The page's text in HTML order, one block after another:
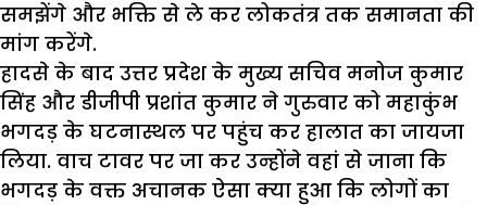
समझेंगे और भक्ति से ले कर लोकतंत्र तक समानता की
मांग करेंगे.
हादसे के बाद उत्तर प्रदेश के मुख्य सचिव मनोज कुमार
सिंह और डीजीपी प्रशांत कुमार ने गुरुवार को महाकुंभ
भगदड़ के घटनास्थल पर पहुंच कर हालात का जायजा
लिया. वाच टावर पर जा कर उन्होंने वहां से जाना कि
भगदड़ के वक्त अचानक ऐसा क्या हुआ कि लोगों का